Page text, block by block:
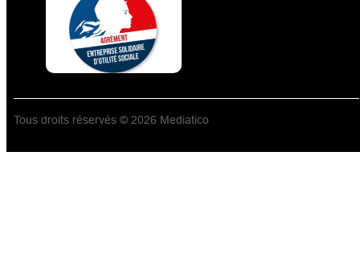
Tous droits réservés © 2026 Mediatico